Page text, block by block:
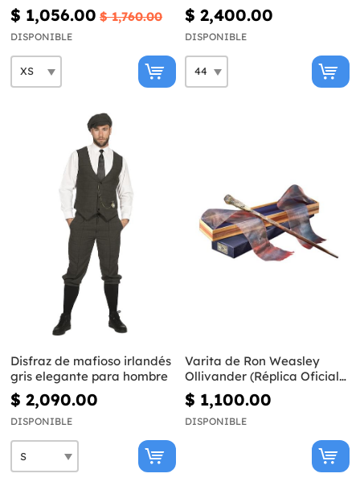
$ 1,056.00 $ 1,760.00
DISPONIBLE
$ 2,400.00
DISPONIBLE
Disfraz de mafioso irlandés
gris elegante para hombre
$ 2,090.00
DISPONIBLE
Varita de Ron Weasley
Ollivander (Réplica Oficial)
- Harry Potter
$ 1,100.00
DISPONIBLE